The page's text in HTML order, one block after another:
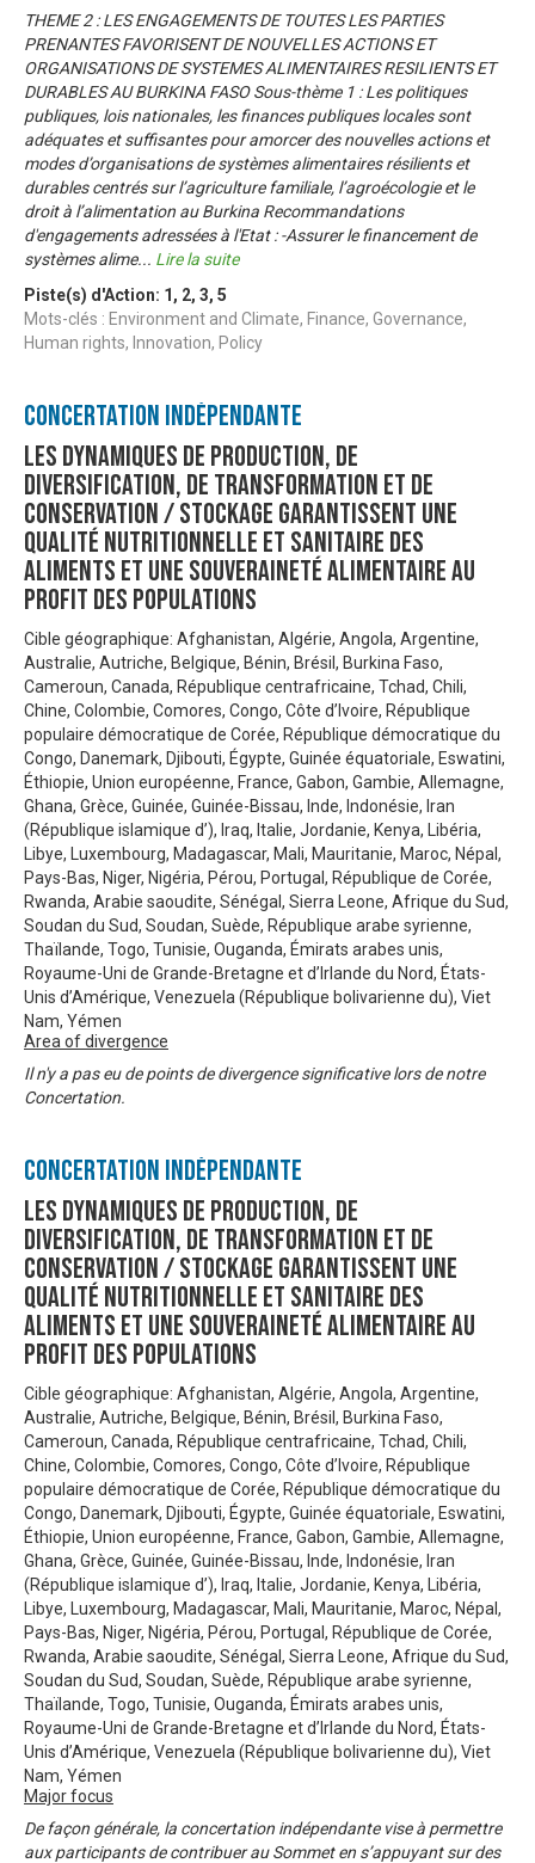
THEME 2 : LES ENGAGEMENTS DE TOUTES LES PARTIES
PRENANTES FAVORISENT DE NOUVELLES ACTIONS ET
ORGANISATIONS DE SYSTEMES ALIMENTAIRES RESILIENTS ET
DURABLES AU BURKINA FASO Sous-thème 1 : Les politiques
publiques, lois nationales, les finances publiques locales sont
adéquates et suffisantes pour amorcer des nouvelles actions et
modes d’organisations de systèmes alimentaires résilients et
durables centrés sur l’agriculture familiale, l’agroécologie et le
droit à l’alimentation au Burkina Recommandations
d'engagements adressées à l'Etat : -Assurer le financement de
systèmes alime... Lire la suite
Piste(s) d'Action: 1 , 2, 3, 5
Mots-clés : Environment and Climate, Finance, Governance,
Human rights, Innovation, Policy
Concertation Indépendante
Les dynamiques de production, de
diversification, de transformation et de
conservation / stockage garantissent une
qualité nutritionnelle et sanitaire des
aliments et une souveraineté alimentaire au
profit des populations
Cible géographique: Afghanistan, Algérie, Angola, Argentine,
Australie, Autriche, Belgique, Bénin, Brésil, Burkina Faso,
Cameroun, Canada, République centrafricaine, Tchad, Chili,
Chine, Colombie, Comores, Congo, Côte d’Ivoire, République
populaire démocratique de Corée, République démocratique du
Congo, Danemark, Djibouti, Égypte, Guinée équatoriale, Eswatini,
Éthiopie, Union européenne, France, Gabon, Gambie, Allemagne,
Ghana, Grèce, Guinée, Guinée-Bissau, Inde, Indonésie, Iran
(République islamique d’), Iraq, Italie, Jordanie, Kenya, Libéria,
Libye, Luxembourg, Madagascar, Mali, Mauritanie, Maroc, Népal,
Pays-Bas, Niger, Nigéria, Pérou, Portugal, République de Corée,
Rwanda, Arabie saoudite, Sénégal, Sierra Leone, Afrique du Sud,
Soudan du Sud, Soudan, Suède, République arabe syrienne,
Thaïlande, Togo, Tunisie, Ouganda, Émirats arabes unis,
Royaume-Uni de Grande-Bretagne et d’Irlande du Nord, États-
Unis d’Amérique, Venezuela (République bolivarienne du), Viet
Nam, Yémen
Area of divergence
Il n'y a pas eu de points de divergence significative lors de notre
Concertation.
Concertation Indépendante
Les dynamiques de production, de
diversification, de transformation et de
conservation / stockage garantissent une
qualité nutritionnelle et sanitaire des
aliments et une souveraineté alimentaire au
profit des populations
Cible géographique: Afghanistan, Algérie, Angola, Argentine,
Australie, Autriche, Belgique, Bénin, Brésil, Burkina Faso,
Cameroun, Canada, République centrafricaine, Tchad, Chili,
Chine, Colombie, Comores, Congo, Côte d’Ivoire, République
populaire démocratique de Corée, République démocratique du
Congo, Danemark, Djibouti, Égypte, Guinée équatoriale, Eswatini,
Éthiopie, Union européenne, France, Gabon, Gambie, Allemagne,
Ghana, Grèce, Guinée, Guinée-Bissau, Inde, Indonésie, Iran
(République islamique d’), Iraq, Italie, Jordanie, Kenya, Libéria,
Libye, Luxembourg, Madagascar, Mali, Mauritanie, Maroc, Népal,
Pays-Bas, Niger, Nigéria, Pérou, Portugal, République de Corée,
Rwanda, Arabie saoudite, Sénégal, Sierra Leone, Afrique du Sud,
Soudan du Sud, Soudan, Suède, République arabe syrienne,
Thaïlande, Togo, Tunisie, Ouganda, Émirats arabes unis,
Royaume-Uni de Grande-Bretagne et d’Irlande du Nord, États-
Unis d’Amérique, Venezuela (République bolivarienne du), Viet
Nam, Yémen
Major focus
De façon générale, la concertation indépendante vise à permettre
aux participants de contribuer au Sommet en s’appuyant sur des